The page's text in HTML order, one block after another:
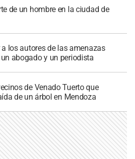
de un hombre en la ciudad de
los autores de las amenazas
abogado y un periodista
de Venado Tuerto que
de un árbol en Mendoza